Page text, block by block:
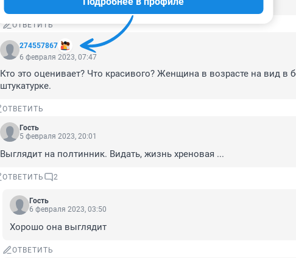
ОТВЕТИТЬ
274557867
6 февраля 2023, 07:47
Кто это оценивает? Что красивого? Женщина в возрасте на вид в
штукатурке.
ОТВЕТИТЬ
Гость
5 февраля 2023, 20:01
Выглядит на полтинник. Видать, жизнь хреновая ...
ОТВЕТИТЬ 2
Гость
6 февраля 2023, 03:50
Хорошо она выглядит
ОТВЕТИТЬ